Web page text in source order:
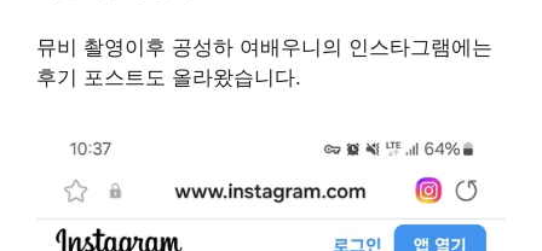
뮤비 촬영이후 공성하 여배우니의 인스타그램에는
후기 포스트도 올라왔습니다.